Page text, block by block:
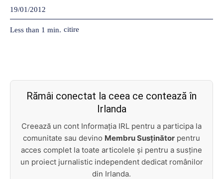
19/01/2012
Less than 1 min. citire
Rămâi conectat la ceea ce contează în
Irlanda
Creează un cont Informația IRL pentru a participa la
comunitate sau devino Membru Susținător pentru
acces complet la toate articolele și pentru a susține
un proiect jurnalistic independent dedicat românilor
din Irlanda.